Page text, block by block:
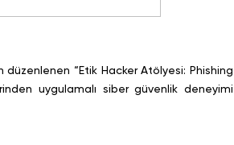
düzenlenen “Etik Hacker Atölyesi: Phishing
uygulamalı siber güvenlik deneyimi